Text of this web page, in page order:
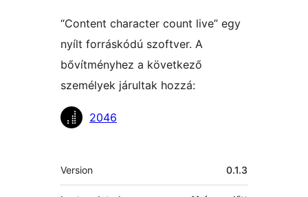
“Content character count live” egy
nyílt forráskódú szoftver. A
bővítményhez a következő
személyek járultak hozzá:
Közreműködők
2046
Meta
Version 0.1.3